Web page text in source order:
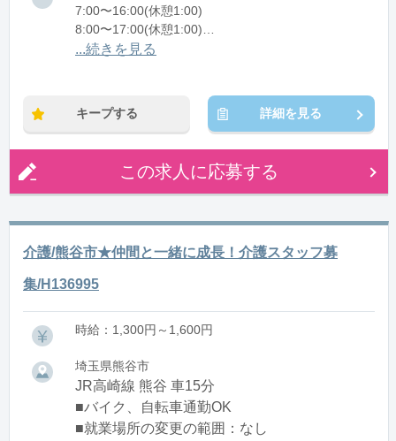
7:00〜16:00(休憩1:00)
8:00〜17:00(休憩1:00)
12:00〜21:00(休憩1:00)
...続きを見る
キープする 詳細を見る
この求人に応募する
介護/熊谷市★仲間と一緒に成長！介護スタッフ募
集/H136995
時給：1,300円～1,600円
埼玉県熊谷市
JR高崎線 熊谷 車15分
■バイク、自転車通勤OK
■就業場所の変更の範囲：なし